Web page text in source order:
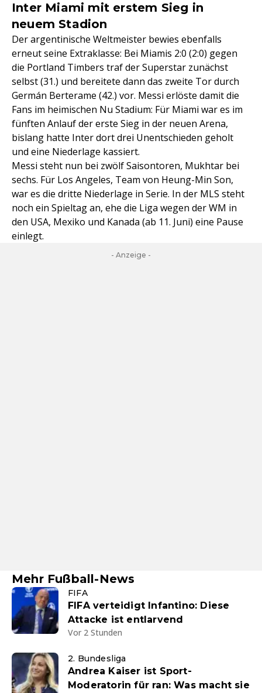
Inter Miami mit erstem Sieg in
neuem Stadion
Der argentinische Weltmeister bewies ebenfalls
erneut seine Extraklasse: Bei Miamis 2:0 (2:0) gegen
die Portland Timbers traf der Superstar zunächst
selbst (31.) und bereitete dann das zweite Tor durch
Germán Berterame (42.) vor. Messi erlöste damit die
Fans im heimischen Nu Stadium: Für Miami war es im
fünften Anlauf der erste Sieg in der neuen Arena,
bislang hatte Inter dort drei Unentschieden geholt
und eine Niederlage kassiert.
Messi steht nun bei zwölf Saisontoren, Mukhtar bei
sechs. Für Los Angeles, Team von Heung-Min Son,
war es die dritte Niederlage in Serie. In der MLS steht
noch ein Spieltag an, ehe die Liga wegen der WM in
den USA, Mexiko und Kanada (ab 11. Juni) eine Pause
einlegt.
- Anzeige -
Mehr Fußball-News
FIFA
FIFA verteidigt Infantino: Diese
Attacke ist entlarvend
Vor 2 Stunden
2. Bundesliga
Andrea Kaiser ist Sport-
Moderatorin für ran: Was macht sie